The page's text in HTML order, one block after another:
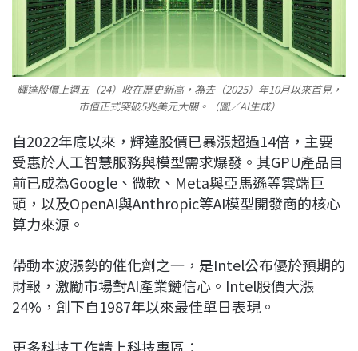
輝達股價上週五（24）收在歷史新高，為去（2025）年10月以來首見，
市值正式突破5兆美元大關。（圖／AI生成）
自2022年底以來，輝達股價已暴漲超過14倍，主要
受惠於人工智慧服務與模型需求爆發。其GPU產品目
前已成為Google 、微軟、 Meta與亞馬遜等雲端巨
頭，以及OpenAI與Anthropic等AI模型開發商的核心
算力來源。
帶動本波漲勢的催化劑之一，是Intel公布優於預期的
財報，激勵市場對AI產業鏈信心。Intel股價大漲
24%，創下自1987年以來最佳單日表現。